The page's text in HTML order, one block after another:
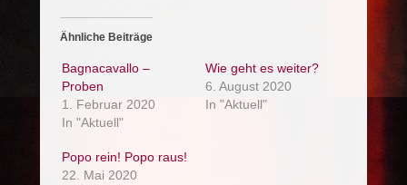
Ähnliche Beiträge
Bagnacavallo –
Proben
1. Februar 2020
In "Aktuell"
Wie geht es weiter?
6. August 2020
In "Aktuell"
Popo rein! Popo raus!
22. Mai 2020